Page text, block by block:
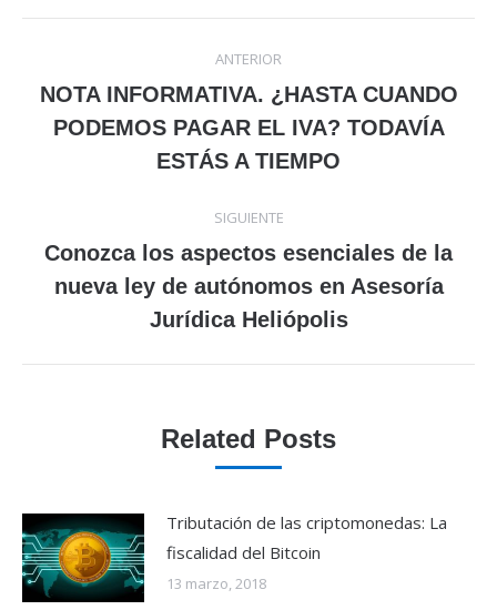
entre
publicaciones
ANTERIOR
Publicación
anterior:
NOTA INFORMATIVA. ¿HASTA CUANDO
PODEMOS PAGAR EL IVA? TODAVÍA
ESTÁS A TIEMPO
SIGUIENTE
Publicación
siguiente:
Conozca los aspectos esenciales de la
nueva ley de autónomos en Asesoría
Jurídica Heliópolis
Related Posts
Tributación de las criptomonedas: La
fiscalidad del Bitcoin
13 marzo, 2018